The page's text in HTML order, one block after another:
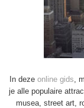
In deze online gids,
je alle populaire
musea, street art,